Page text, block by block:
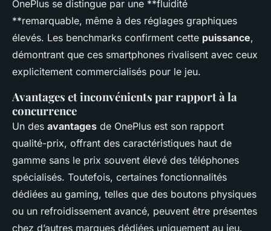
OnePlus se distingue par une **fluidité
**remarquable, même à des réglages graphiques
élevés. Les benchmarks confirment cette puissance,
démontrant que ces smartphones rivalisent avec ceux
explicitement commercialisés pour le jeu.
Avantages et inconvénients par rapport à la
concurrence
Un des avantages de OnePlus est son rapport
qualité-prix, offrant des caractéristiques haut de
gamme sans le prix souvent élevé des téléphones
spécialisés. Toutefois, certaines fonctionnalités
dédiées au gaming, telles que des boutons physiques
ou un refroidissement avancé, peuvent être présentes
chez d’autres marques dédiées uniquement au jeu.